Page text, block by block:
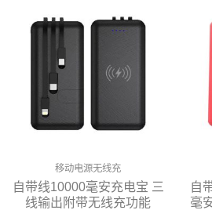
移动电源无线充
自带线10000毫安充电宝 三
线输出附带无线充功能
自
毫